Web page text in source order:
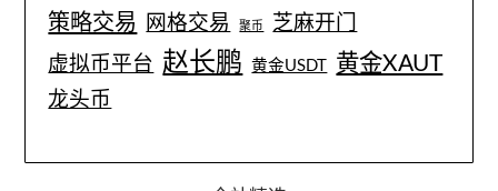
策略交易 网格交易 聚币
芝麻开门
虚拟币平台 赵长鹏 黄金USDT 黄金XAUT
龙头币